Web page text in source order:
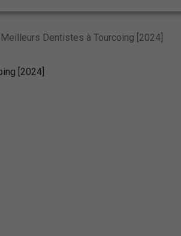
Dentistes à Tourcoing [2024]